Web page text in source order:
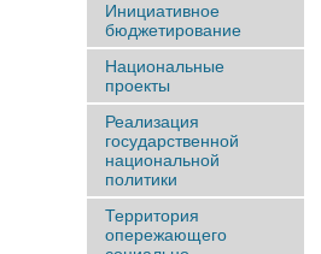
Инициативное
бюджетирование
Национальные
проекты
Реализация
государственной
национальной
политики
Территория
опережающего